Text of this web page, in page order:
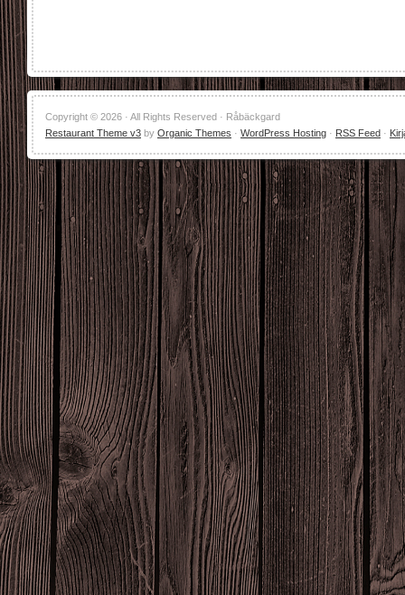
Copyright © 2026 · All Rights Reserved · Råbäckgard
Restaurant Theme v3 by Organic Themes · WordPress Hosting · RSS Feed ·